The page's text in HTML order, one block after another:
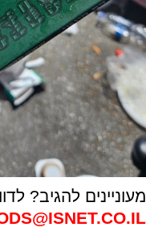
מעוניינים להגיב?